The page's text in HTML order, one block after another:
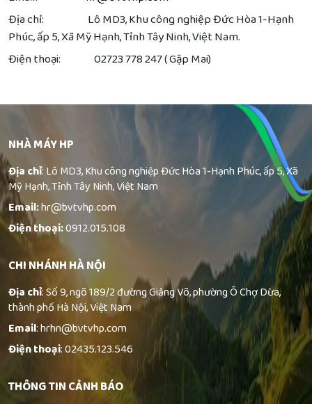
Địa chỉ: Lô MD3, Khu công nghiệp Đức Hòa 1-Hạnh
Phúc, ấp 5, Xã Mỹ Hạnh, Tỉnh Tây Ninh, Việt Nam.
Điện thoại: 02723 778 247 ( Gặp Mai)
NHÀ MÁY HP
Địa chỉ: Lô MD3, Khu công nghiệp Đức Hòa 1-Hạnh Phúc, ấp 5, Xã
Mỹ Hạnh, Tỉnh Tây Ninh, Việt Nam
Email:hr@bvtvhp.com
Điện thoại:0912.015.108
CHI NHÁNH HÀ NỘI
Địa chỉ: Số 9, ngõ 189/2 đường Giảng Võ, phường Ô Chợ Dừa,
thành phố Hà Nội, Việt Nam
Email: hrhn@bvtvhp.com
Điện thoại: 02435.123.546
THÔNG TIN CẢNH BÁO